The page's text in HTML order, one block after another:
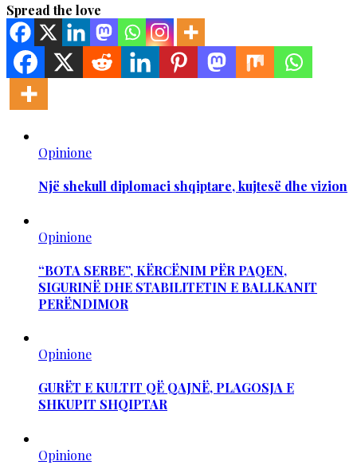
Spread the love
Opinione
Një shekull diplomaci shqiptare, kujtesë dhe vizion
Opinione
“BOTA SERBE”, KËRCËNIM PËR PAQEN,
SIGURINË DHE STABILITETIN E BALLKANIT
PERËNDIMOR
Opinione
GURËT E KULTIT QË QAJNË, PLAGOSJA E
SHKUPIT SHQIPTAR
Opinione